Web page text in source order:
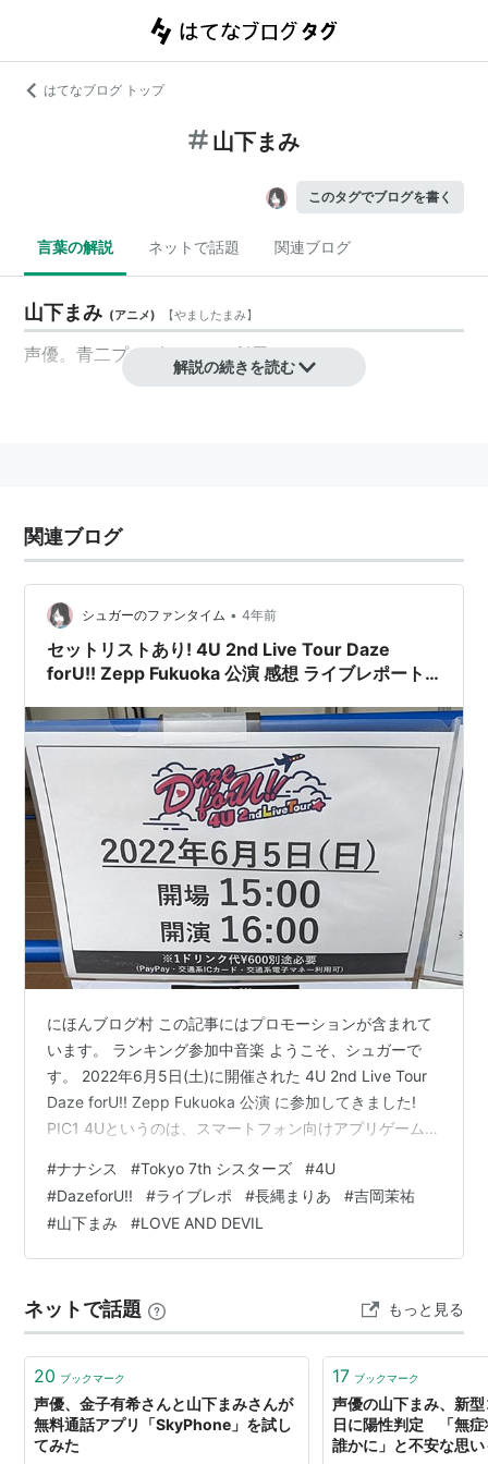
はてなブログ トップ
山下まみ
このタグでブログを書く
言葉の解説 ネットで話題 関連ブログ
山下まみ (アニメ) 【やましたまみ】
声優。青二プロダクション所属。
解説の続きを読む
関連ブログ
シュガーのファンタイム • 4年前
セットリストあり! 4U 2nd Live Tour Daze
forU!! Zepp Fukuoka 公演 感想 ライブレポート
にほんブログ村 この記事にはプロモーションが含まれて
います。 ランキング参加中音楽 ようこそ、シュガーで
す。 2022年6月5日(土)に開催された 4U 2nd Live Tour
Daze forU!! Zepp Fukuoka 公演 に参加してきました!
PIC1 4Uというのは、スマートフォン向けアプリゲーム
組ロックバンドです。 今回の公演は、佐伯ヒナ役の長縄
まりあさん、鰐淵エモコ役の吉岡茉祐さん、九条ウメ役
の山下まみさんというキャラクタの声優3人がリアルでラ
イブをするというイベントでした。 私はナナシスを遊ん
#ナナシス #Tokyo 7th シスターズ #4U
#DazeforU!! #ライブレポ #長縄まりあ #吉岡茉祐
#山下まみ #LOVE AND DEVIL
ネットで話題 もっと見る
20 ブックマーク
声優、金子有希さんと山下まみさんが
無料通話アプリ「SkyPhone」を試し
てみた
17 ブックマーク
声優の山下まみ、新
日に陽性判定 「無症
誰かに」と不安な思